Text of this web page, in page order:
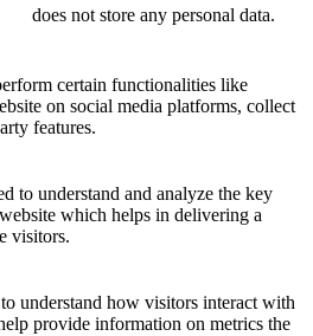
does not store any personal data.
certain functionalities like
on social media platforms, collect
features.
to understand and analyze the key
which helps in delivering a
visitors.
understand how visitors interact with
provide information on metrics the